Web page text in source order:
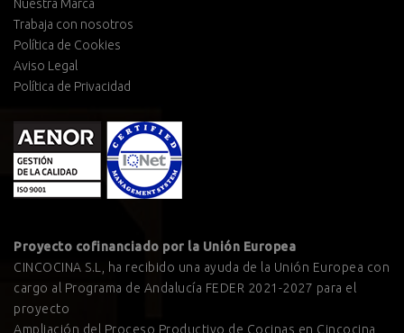
Nuestra Marca
Trabaja con nosotros
Política de Cookies
Aviso Legal
Política de Privacidad
Proyecto cofinanciado por la Unión Europea
CINCOCINA S.L, ha recibido una ayuda de la Unión Europea con
cargo al Programa de Andalucía FEDER 2021-2027 para el
proyecto
Ampliación del Proceso Productivo de Cocinas en Cincocina